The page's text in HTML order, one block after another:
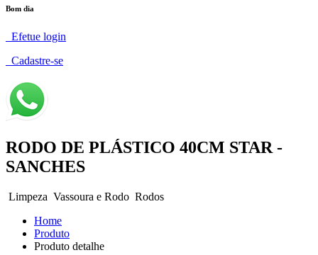
Bom dia
Efetue login
Cadastre-se
RODO DE PLÁSTICO 40CM STAR -
SANCHES
Limpeza Vassoura e Rodo Rodos
Home
Produto
Produto detalhe